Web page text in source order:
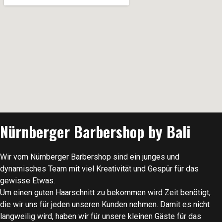
Nürnberger Barbershop by Bali
Wir vom Nürnberger Barbershop sind ein junges und
dynamisches Team mit viel Kreativität und Gespür für das
gewisse Etwas.
Um einen guten Haarschnitt zu bekommen wird Zeit benötigt,
die wir uns für jeden unseren Kunden nehmen. Damit es nicht
langweilig wird, haben wir für unsere kleinen Gäste für das